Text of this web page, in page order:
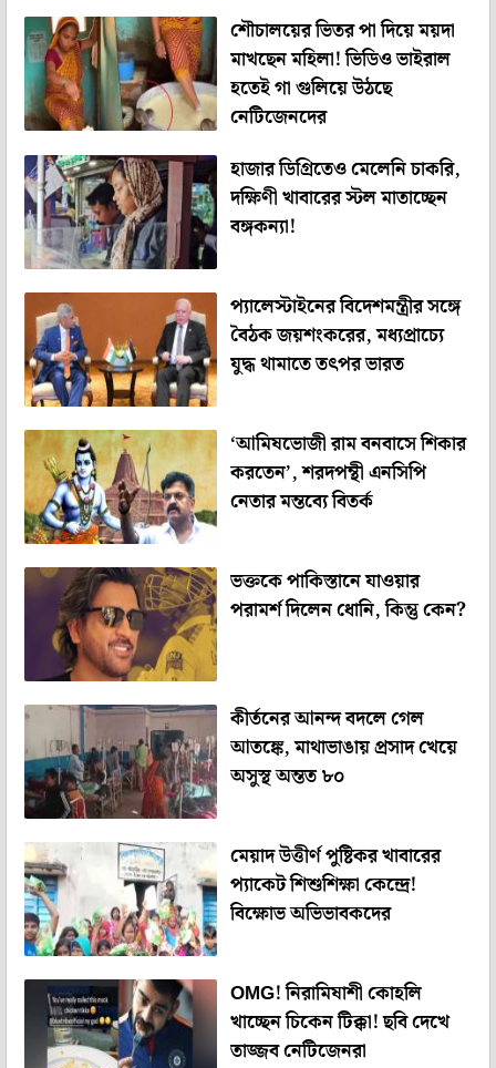
শৌচালয়ের ভিতর পা দিয়ে ময়দা
মাখছেন মহিলা! ভিডিও ভাইরাল
হতেই গা গুলিয়ে উঠছে
নেটিজেনদের
হাজার ডিগ্রিতেও মেলেনি চাকরি,
দক্ষিণী খাবারের স্টল মাতাচ্ছেন
বঙ্গকন্যা!
প্যালেস্টাইনের বিদেশমন্ত্রীর সঙ্গে
বৈঠক জয়শংকরের, মধ্যপ্রাচ্যে
যুদ্ধ থামাতে তৎপর ভারত
‘আমিষভোজী রাম বনবাসে শিকার
করতেন’, শরদপন্থী এনসিপি
নেতার মন্তব্যে বিতর্ক
ভক্তকে পাকিস্তানে যাওয়ার
পরামর্শ দিলেন ধোনি, কিন্তু কেন?
কীর্তনের আনন্দ বদলে গেল
আতঙ্কে, মাথাভাঙায় প্রসাদ খেয়ে
অসুস্থ অন্তত ৮০
মেয়াদ উত্তীর্ণ পুষ্টিকর খাবারের
প্যাকেট শিশুশিক্ষা কেন্দ্রে!
বিক্ষোভ অভিভাবকদের
OMG! নিরামিষাশী কোহলি
খাচ্ছেন চিকেন টিক্কা! ছবি দেখে
তাজ্জব নেটিজেনরা